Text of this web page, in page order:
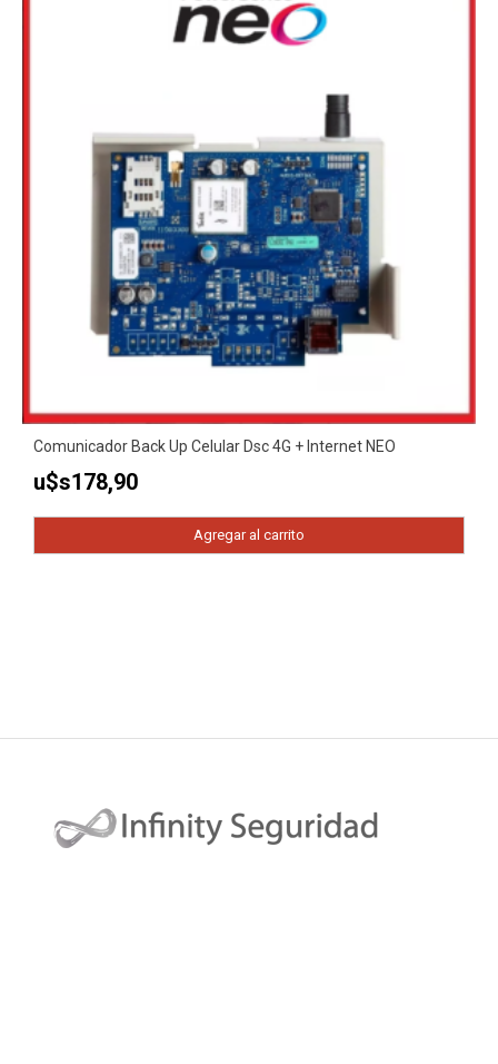
Comunicador Back Up Celular Dsc 4G + Internet NEO
u$s178,90
Agregar al carrito